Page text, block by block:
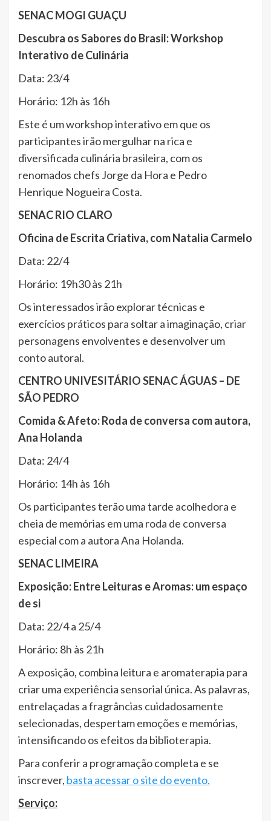
SENAC MOGI GUAÇU
Descubra os Sabores do Brasil: Workshop
Interativo de Culinária
Data: 23/4
Horário: 12h às 16h
Este é um workshop interativo em que os
participantes irão mergulhar na rica e
diversificada culinária brasileira, com os
renomados chefs Jorge da Hora e Pedro
Henrique Nogueira Costa.
SENAC RIO CLARO
Oficina de Escrita Criativa, com Natalia Carmelo
Data: 22/4
Horário: 19h30 às 21h
Os interessados irão explorar técnicas e
exercícios práticos para soltar a imaginação, criar
personagens envolventes e desenvolver um
conto autoral.
CENTRO UNIVESITÁRIO SENAC ÁGUAS – DE
SÃO PEDRO
Comida & Afeto: Roda de conversa com autora,
Ana Holanda
Data: 24/4
Horário: 14h às 16h
Os participantes terão uma tarde acolhedora e
cheia de memórias em uma roda de conversa
especial com a autora Ana Holanda.
SENAC LIMEIRA
Exposição: Entre Leituras e Aromas: um espaço
de si
Data: 22/4 a 25/4
Horário: 8h às 21h
A exposição, combina leitura e aromaterapia para
criar uma experiência sensorial única. As palavras,
entrelaçadas a fragrâncias cuidadosamente
selecionadas, despertam emoções e memórias,
intensificando os efeitos da biblioterapia.
Para conferir a programação completa e se
inscrever, basta acessar o site do evento.
Serviço: